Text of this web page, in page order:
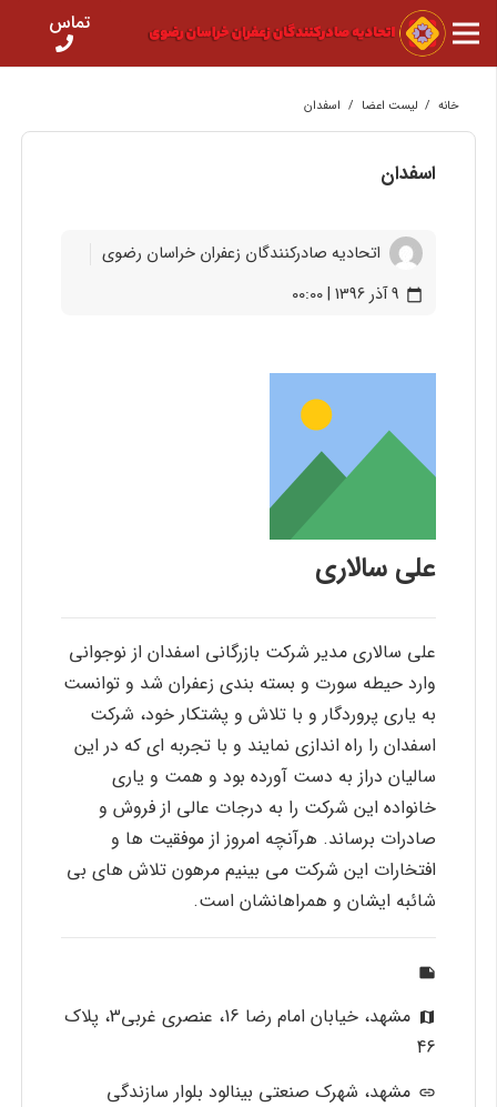
تماس
خانه / لیست اعضا / اسفدان
اسفدان
اتحادیه صادرکنندگان زعفران خراسان رضوی
calendar_today 9 آذر 1396 | 00:00
علی سالاری
علي سالاري مدير شركت بازرگاني اسفدان از نوجواني
وارد حيطه سورت و بسته بندي زعفران شد و توانست
به ياري پروردگار و با تلاش و پشتكار خود، شركت
اسفدان را راه اندازي نمايند و با تجربه اي كه در اين
ساليان دراز به دست آورده بود و همت و ياري
خانواده اين شركت را به درجات عالي از فروش و
صادرات برساند. هرآنچه امروز از موفقيت ها و
افتخارات اين شركت مي بينيم مرهون تلاش هاي بي
شائبه ايشان و همراهانشان است.
note
map
مشهد، خیابان امام رضا 16، عنصری غربی3، پلاک
46
link مشهد، شهرک صنعتی بینالود بلوار سازندگی